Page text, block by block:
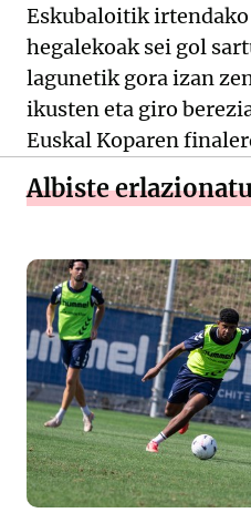
Eskubaloitik
hegalekoak sei gol
lagunetik gora izan
ikusten eta giro
Euskal Koparen
Albiste